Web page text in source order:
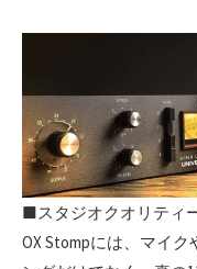
■スタジオクオリティ
OX Stompには、マイ